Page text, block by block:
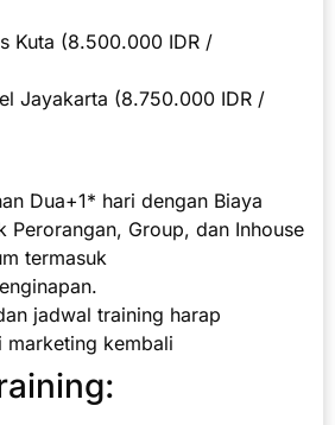
Kuta (8.500.000 IDR /
Jayakarta (8.750.000 IDR /
Dua+1* hari dengan Biaya
Perorangan, Group, dan Inhouse
termasuk
jadwal training harap
marketing kembali